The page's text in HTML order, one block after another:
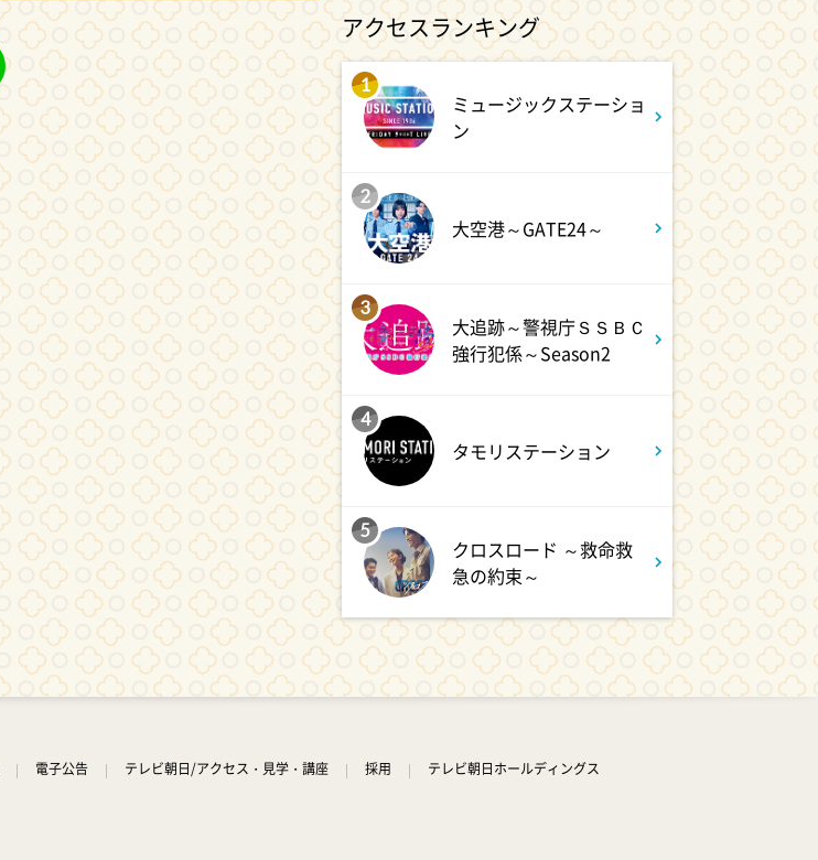
テラサってる? EXOシウミン
主演『ホ食堂～時空を超えた恋
のシェフ』第1話・前編
アクセスランキング
1
ミュージックステーショ
ン
2
大空港～GATE24～
3
大追跡～警視庁ＳＳＢＣ
強行犯係～Season2
4
タモリステーション
5
クロスロード ～救命救
急の約束～
電子公告 テレビ朝日/アクセス・見学・講座 採用 テレビ朝日ホールディングス